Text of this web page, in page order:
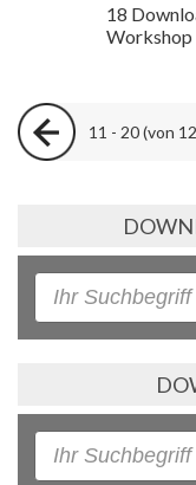
18
Workshop
11 - 20 (von